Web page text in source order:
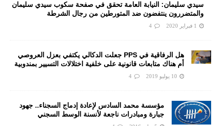
سيدي سليمان: النيابة العامة تحقق في صفحة سكوب سيدي سليمان
والمتضررون ينتفضون ضد المتورطين من رجال الشرطة
1 فبراير 2020 4
هل الرفاقية في PPS جعلت الدكالي يكتفي بعزل العروصي
أم هناك متابعات قانونية على خلفية اختلالات التسيير بمندوبية
سيدي سليمان
10 يوليو 2019 4
مؤسسة محمد السادس لإعادة إدماج السجناء.. جهود
جبارة ومبادرات ناجعة لأنسنة الوسط السجني